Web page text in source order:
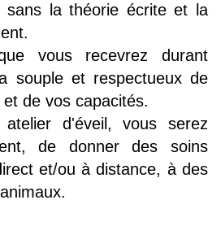
sans la théorie écrite et la
vous recevrez durant
souple et respectueux de
de vos capacités.
d'éveil, vous serez
de donner des soins
et/ou à distance, à des